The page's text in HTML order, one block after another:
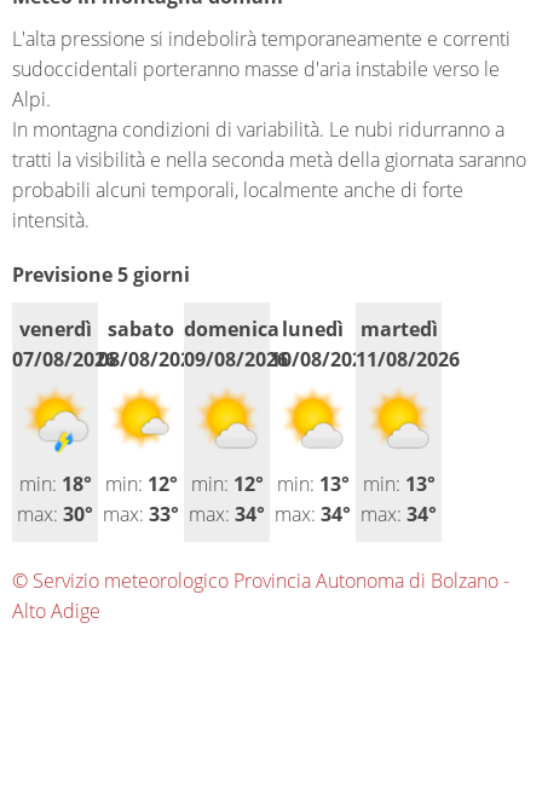
L'alta pressione si indebolirà temporaneamente e correnti
sudoccidentali porteranno masse d'aria instabile verso le
Alpi.
In montagna condizioni di variabilità. Le nubi ridurranno a
tratti la visibilità e nella seconda metà della giornata saranno
probabili alcuni temporali, localmente anche di forte
intensità.
Previsione 5 giorni
venerdì
07/08/2026
min: 18°
max:30°
sabato
08/08/2026
min: 12°
max:33°
domenica
09/08/2026
min: 12°
max:34°
lunedì
10/08/2026
min: 13°
max:34°
martedì
11/08/2026
min: 13°
max:34°
© Servizio meteorologico Provincia Autonoma di Bolzano -
Alto Adige